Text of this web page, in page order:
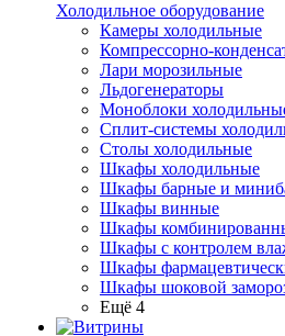
Холодильное оборудование
Камеры холодильные
Компрессорно-
Лари морозильные
Льдогенераторы
Моноблоки
Сплит-системы
Столы холодильные
Шкафы холодильные
Шкафы барные и
Шкафы винные
Шкафы
Шкафы с контролем
Шкафы
Шкафы шоковой
Ещё 4